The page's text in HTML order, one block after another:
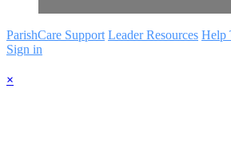
ParishCare Support Leader Resources Help
Sign in
×